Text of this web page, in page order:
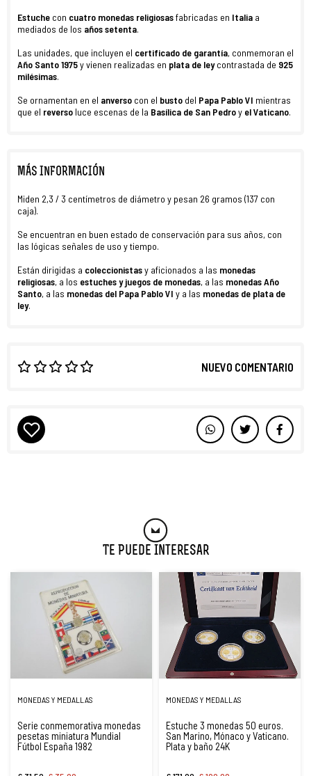
Estuche con cuatro monedas religiosasfabricadas en Italia a
mediados de los años setenta.
Las unidades, que incluyen el certificado de garantía, conmemoran el
Año Santo 1975y vienen realizadas en plata de leycontrastada de 925
milésimas.
Se ornamentan en el anverso con el busto del Papa Pablo VI mientras
que el reverso luce escenas de la Basílica de San Pedroy el Vaticano.
MÁS INFORMACIÓN
Miden 2,3 / 3 centímetros de diámetro y pesan 26 gramos (137 con
caja).
Se encuentran en buen estado de conservación para sus años, con
las lógicas señales de uso y tiempo.
Están dirigidas a coleccionistasy aficionados a las monedas
religiosas, a los estuches y juegos de monedas, a las monedas Año
Santo, a las monedas del Papa Pablo VI y a las monedas de plata de
ley.
NUEVO COMENTARIO
Te Puede Interesar
MONEDAS Y MEDALLAS
Serie conmemorativa monedas
pesetas miniatura Mundial
Fútbol España 1982
MONEDAS Y MEDALLAS
Estuche 3 monedas 50 euros.
San Marino, Mónaco y Vaticano.
Plata y baño 24K